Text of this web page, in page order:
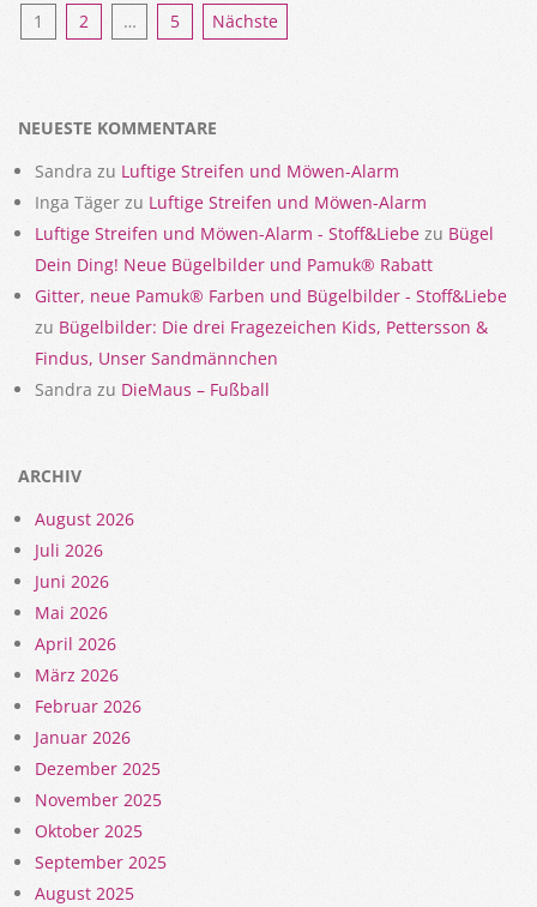
Seitennummerierung
1 2 … 5 Nächste
NEUESTE KOMMENTARE
Sandra zu Luftige Streifen und Möwen-Alarm
Inga Täger zu Luftige Streifen und Möwen-Alarm
Luftige Streifen und Möwen-Alarm - Stoff&Liebe zu Bügel
Dein Ding! Neue Bügelbilder und Pamuk® Rabatt
Gitter, neue Pamuk® Farben und Bügelbilder - Stoff&Liebe
zu Bügelbilder: Die drei Fragezeichen Kids, Pettersson &
Findus, Unser Sandmännchen
Sandra zu DieMaus – Fußball
ARCHIV
August 2026
Juli 2026
Juni 2026
Mai 2026
April 2026
März 2026
Februar 2026
Januar 2026
Dezember 2025
November 2025
Oktober 2025
September 2025
August 2025